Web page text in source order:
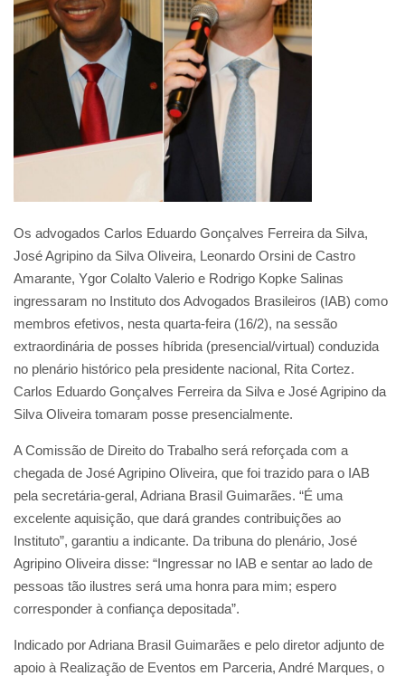
Os advogados Carlos Eduardo Gonçalves Ferreira da Silva,
José Agripino da Silva Oliveira, Leonardo Orsini de Castro
Amarante, Ygor Colalto Valerio e Rodrigo Kopke Salinas
ingressaram no Instituto dos Advogados Brasileiros (IAB) como
membros efetivos, nesta quarta-feira (16/2), na sessão
extraordinária de posses híbrida (presencial/virtual) conduzida
no plenário histórico pela presidente nacional, Rita Cortez.
Carlos Eduardo Gonçalves Ferreira da Silva e José Agripino da
Silva Oliveira tomaram posse presencialmente.
A Comissão de Direito do Trabalho será reforçada com a
chegada de José Agripino Oliveira, que foi trazido para o IAB
pela secretária-geral, Adriana Brasil Guimarães. “É uma
excelente aquisição, que dará grandes contribuições ao
Instituto”, garantiu a indicante. Da tribuna do plenário, José
Agripino Oliveira disse: “Ingressar no IAB e sentar ao lado de
pessoas tão ilustres será uma honra para mim; espero
corresponder à confiança depositada”.
Indicado por Adriana Brasil Guimarães e pelo diretor adjunto de
apoio à Realização de Eventos em Parceria, André Marques, o